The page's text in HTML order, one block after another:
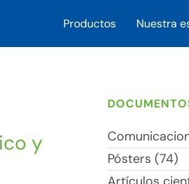
Productos Nuestra
y
Pósters (74)